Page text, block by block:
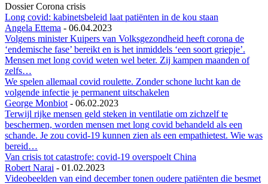
Dossier Corona crisis
Long covid: kabinetsbeleid laat patiënten in de kou staan
Angela Ettema - 06.04.2023
Volgens minister Kuipers van Volksgezondheid heeft corona de
‘endemische fase’ bereikt en is het inmiddels ‘een soort griepje’.
Mensen met long covid weten wel beter. Zij kampen maanden of
zelfs…
We spelen allemaal covid roulette. Zonder schone lucht kan de
volgende infectie je permanent uitschakelen
George Monbiot - 06.02.2023
Terwijl rijke mensen geld steken in ventilatie om zichzelf te
beschermen, worden mensen met long covid behandeld als een
schande. Je zou covid-19 kunnen zien als een empathietest. Wie was
bereid…
Van crisis tot catastrofe: covid-19 overspoelt China
Robert Narai - 01.02.2023
Videobeelden van eind december tonen oudere patiënten die besmet